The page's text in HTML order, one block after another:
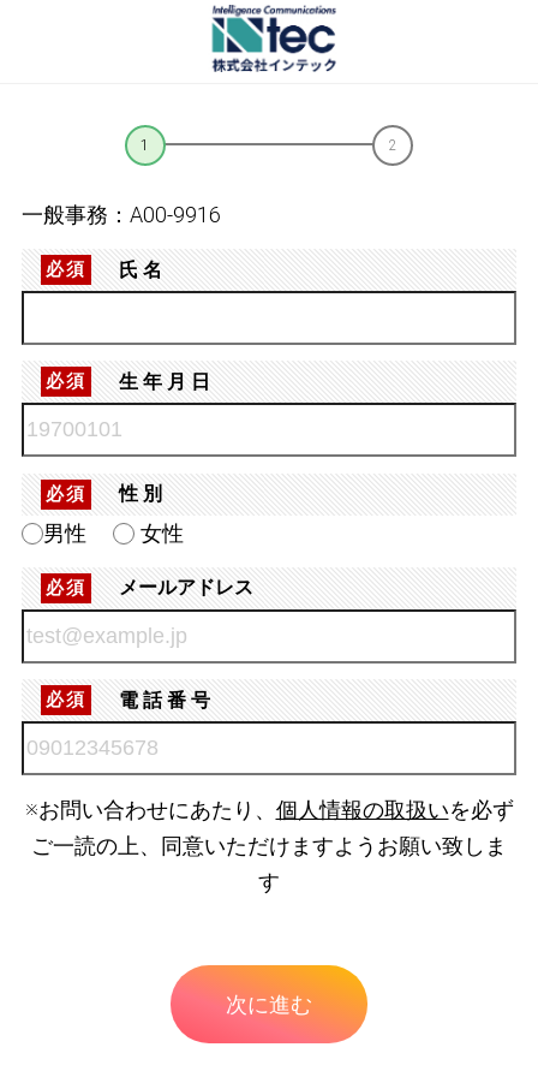
一般事務：A00-9916
必須 氏名
必須 生年月日
必須 性別
男性 女性
必須 メールアドレス
必須 電話番号
※お問い合わせにあたり、 個人情報の取扱いを必ず
ご一読の上、同意いただけますようお願い致しま
す